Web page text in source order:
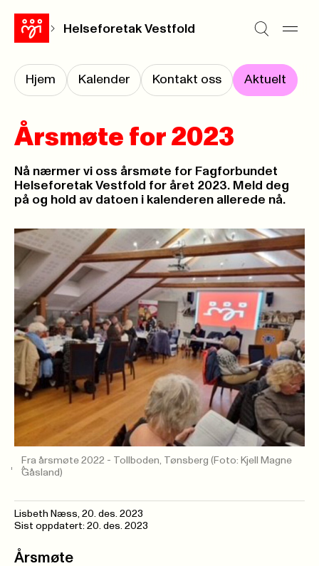
Helseforetak Vestfold
Hjem Kalender Kontakt oss Aktuelt
Årsmøte for 2023
Nå nærmer vi oss årsmøte for Fagforbundet
Helseforetak Vestfold for året 2023. Meld deg
på og hold av datoen i kalenderen allerede nå.
Fra årsmøte 2022 - Tollboden, Tønsberg (Foto: Kjell Magne
Gåsland)
Lisbeth Næss, 20. des. 2023
Sist oppdatert: 20. des. 2023
Årsmøte